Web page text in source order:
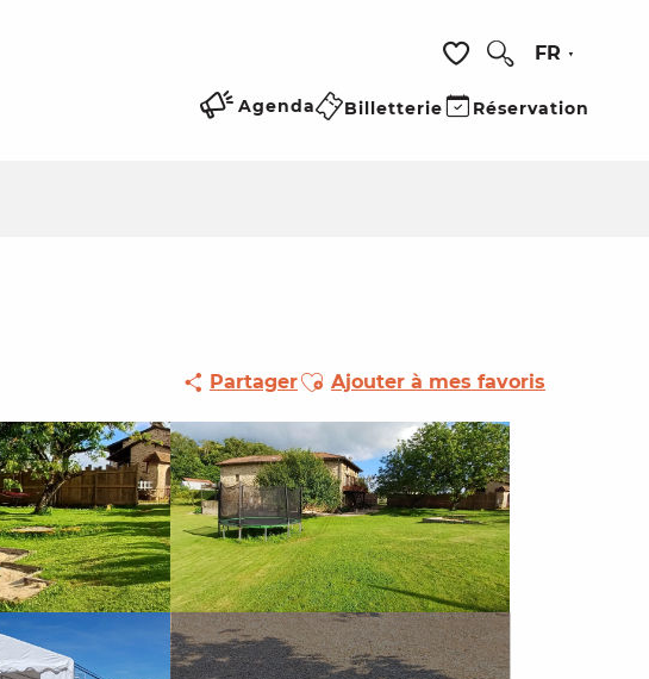
Voir les favoris
FR
Agenda Billetterie Réservation
PartagerAjouter aux favoris
Ajouter à mes favoris